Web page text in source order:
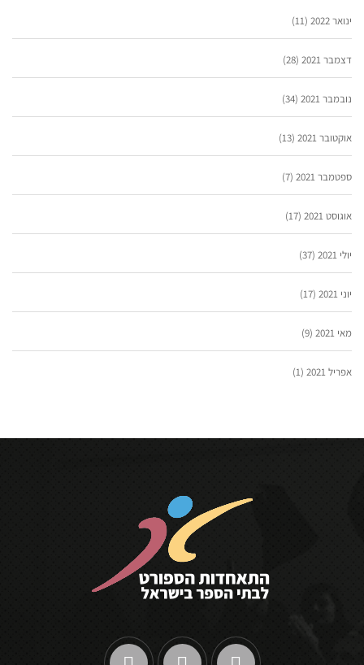
ינואר 2022 (11)
דצמבר 2021 (28)
נובמבר 2021 (34)
אוקטובר 2021 (13)
ספטמבר 2021 (7)
אוגוסט 2021 (17)
יולי 2021 (37)
יוני 2021 (17)
מאי 2021 (9)
אפריל 2021 (1)